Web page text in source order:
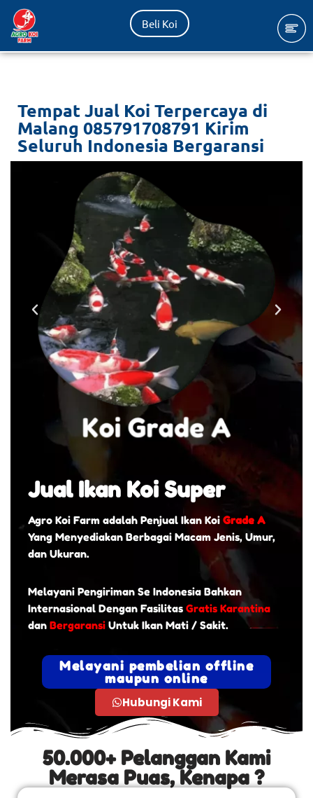
Lompat
ke
Beli Koi
Tempat Jual Koi Terpercaya di
Malang 085791708791 Kirim
Seluruh Indonesia Bergaransi
Jual Ikan Koi Super
Agro Koi Farm adalah Penjual Ikan Koi Grade A
Yang Menyediakan Berbagai Macam Jenis, Umur,
dan Ukuran.
Melayani Pengiriman Se Indonesia Bahkan
Internasional Dengan Fasilitas Gratis Karantina
dan Bergaransi Untuk Ikan Mati / Sakit.
Melayani pembelian offline
maupun online
Hubungi Kami
50.000+ Pelanggan Kami
Merasa Puas, Kenapa ?